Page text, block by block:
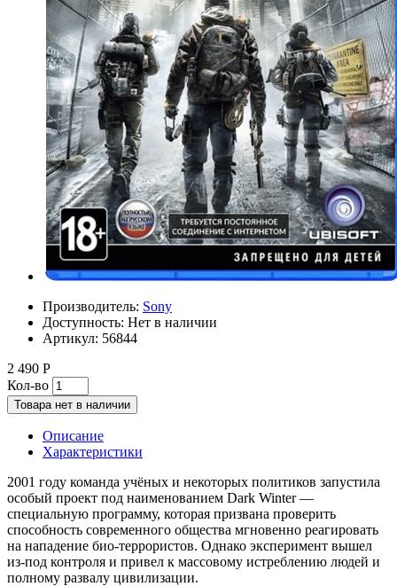
Производитель: Sony
Доступность: Нет в наличии
Артикул: 56844
2 490 Р
Кол-во
Товара нет в наличии
Описание
Характеристики
2001 году команда учёных и некоторых политиков запустила
особый проект под наименованием Dark Winter —
специальную программу, которая призвана проверить
способность современного общества мгновенно реагировать
на нападение био-террористов. Однако эксперимент вышел
из-под контроля и привел к массовому истреблению людей и
полному развалу цивилизации.